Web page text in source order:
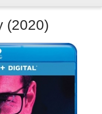
(2020)